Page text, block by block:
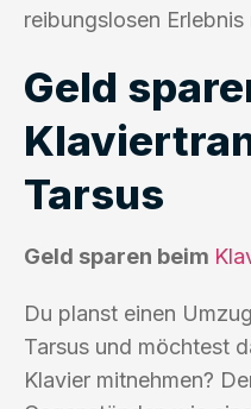
reibungslosen Erlebnis
Geld
Tarsus
Geld sparen beim
Du planst einen
Tarsus und möchtest
Klavier mitnehmen?